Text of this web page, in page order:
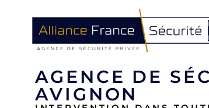
AGENCE DE
AVIGNON